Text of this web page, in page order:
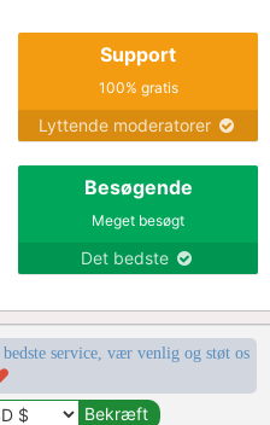
Support
100% gratis
Lyttende moderatorer
Besøgende
Meget besøgt
Det bedste
service, vær venlig og støt os